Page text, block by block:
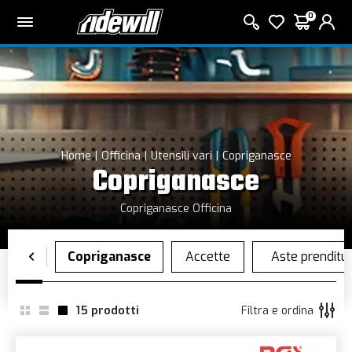
0
Home Officina Utensili vari Copriganasce
Copriganasce
Copriganasce Officina
15 prodotti Filtra e ordina